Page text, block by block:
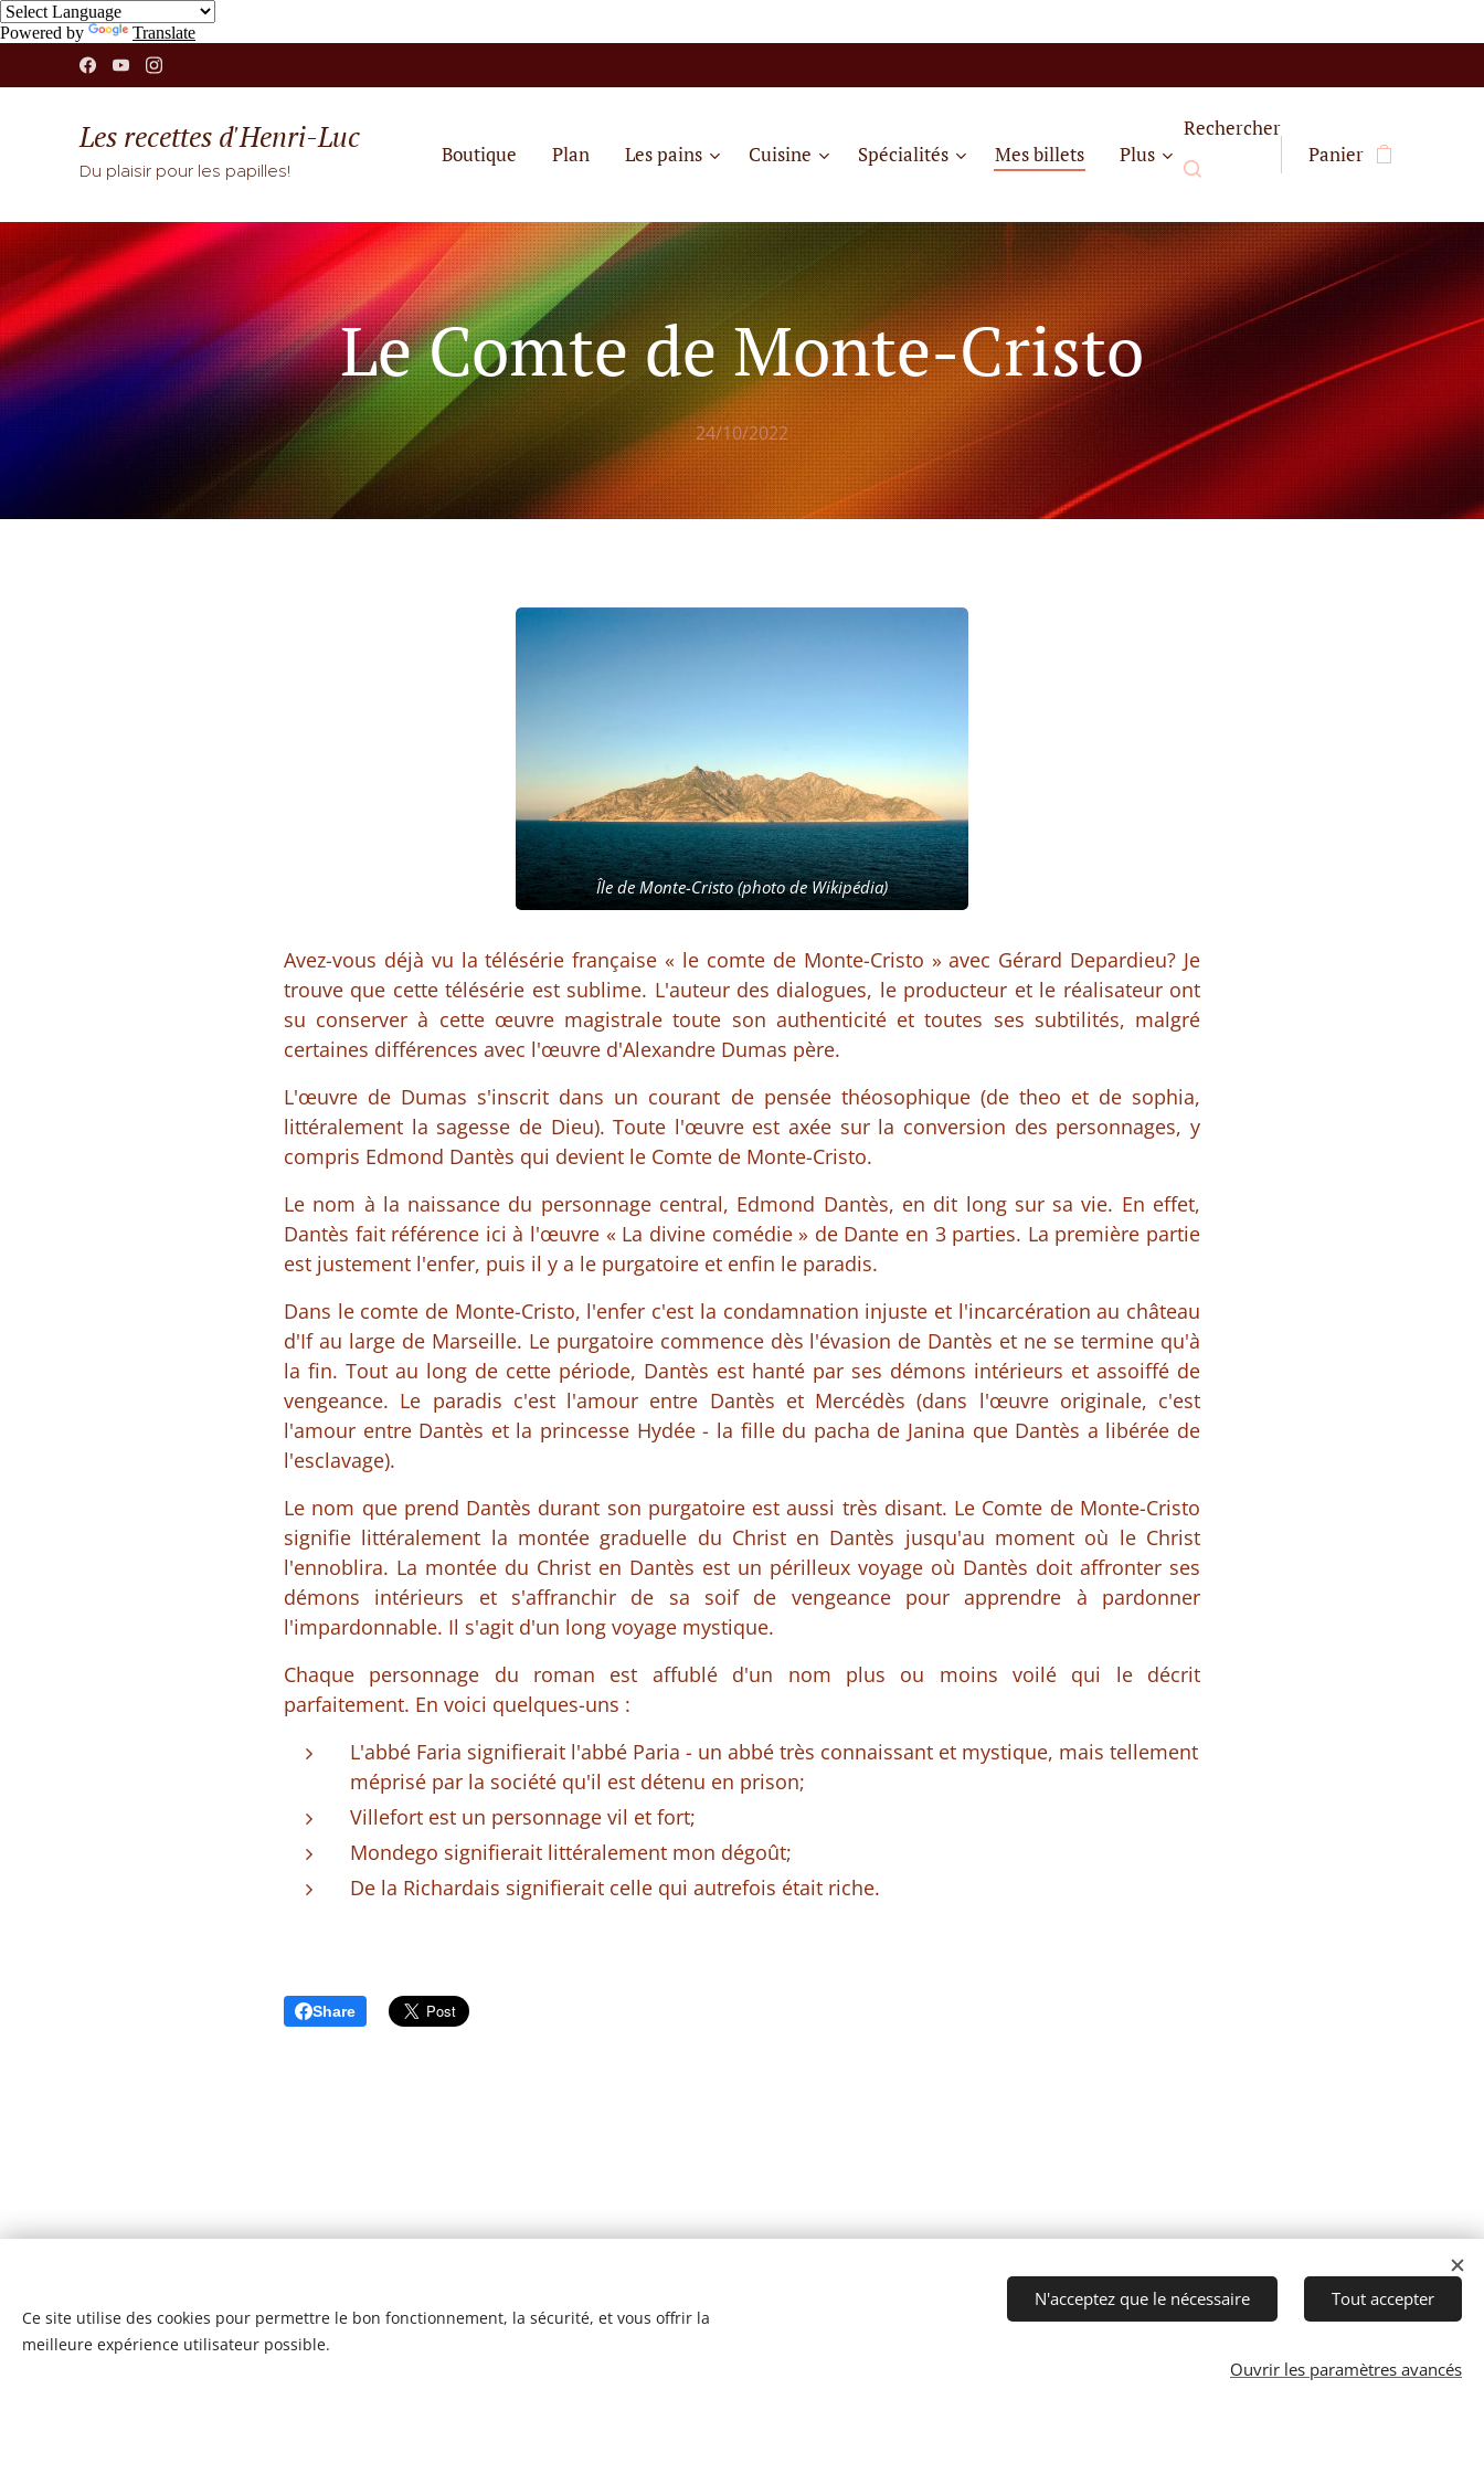
Powered by Translate
Les recettes d'Henri-Luc
Du plaisir pour les papilles!
Boutique Plan Les pains Cuisine Spécialités Mes billets Plus
Rechercher
Panier
Le Comte de Monte-Cristo
24/10/2022
Île de Monte-Cristo (photo de Wikipédia)
Avez-vous déjà vu la télésérie française « le comte de Monte-Cristo » avec Gérard Depardieu? Je
trouve que cette télésérie est sublime. L'auteur des dialogues, le producteur et le réalisateur ont
su conserver à cette œuvre magistrale toute son authenticité et toutes ses subtilités, malgré
certaines différences avec l'œuvre d'Alexandre Dumas père.
L'œuvre de Dumas s'inscrit dans un courant de pensée théosophique (de theo et de sophia,
littéralement la sagesse de Dieu). Toute l'œuvre est axée sur la conversion des personnages, y
compris Edmond Dantès qui devient le Comte de Monte-Cristo.
Le nom à la naissance du personnage central, Edmond Dantès, en dit long sur sa vie. En effet,
Dantès fait référence ici à l'œuvre « La divine comédie » de Dante en 3 parties. La première partie
est justement l'enfer, puis il y a le purgatoire et enfin le paradis.
Dans le comte de Monte-Cristo, l'enfer c'est la condamnation injuste et l'incarcération au château
d'If au large de Marseille. Le purgatoire commence dès l'évasion de Dantès et ne se termine qu'à
la fin. Tout au long de cette période, Dantès est hanté par ses démons intérieurs et assoiffé de
vengeance. Le paradis c'est l'amour entre Dantès et Mercédès (dans l'œuvre originale, c'est
l'amour entre Dantès et la princesse Hydée - la fille du pacha de Janina que Dantès a libérée de
l'esclavage).
Le nom que prend Dantès durant son purgatoire est aussi très disant. Le Comte de Monte-Cristo
signifie littéralement la montée graduelle du Christ en Dantès jusqu'au moment où le Christ
l'ennoblira. La montée du Christ en Dantès est un périlleux voyage où Dantès doit affronter ses
démons intérieurs et s'affranchir de sa soif de vengeance pour apprendre à pardonner
l'impardonnable. Il s'agit d'un long voyage mystique.
Chaque personnage du roman est affublé d'un nom plus ou moins voilé qui le décrit
parfaitement. En voici quelques-uns :
L'abbé Faria signifierait l'abbé Paria - un abbé très connaissant et mystique, mais tellement
méprisé par la société qu'il est détenu en prison;
Villefort est un personnage vil et fort;
Mondego signifierait littéralement mon dégoût;
De la Richardais signifierait celle qui autrefois était riche.
Share
Ce site utilise des cookies pour permettre le bon fonctionnement, la sécurité, et vous offrir la
meilleure expérience utilisateur possible.
N'acceptez que le nécessaire Tout accepter
Ouvrir les paramètres avancés